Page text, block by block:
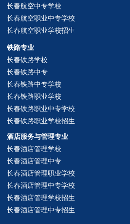
长春航空中专学校
长春航空职业中专学校
长春航空职业学校招生
铁路专业
长春铁路学校
长春铁路中专
长春铁路中专学校
长春铁路职业学校
长春铁路职业中专学校
长春铁路职业学校招生
酒店服务与管理专业
长春酒店管理学校
长春酒店管理中专
长春酒店管理职业学校
长春酒店管理中专学校
长春酒店管理学校招生
长春酒店管理中专招生